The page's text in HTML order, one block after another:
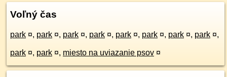
Voľný čas
park ¤, park ¤, park ¤, park ¤, park ¤, park ¤, park ¤, park ¤,
park ¤, park ¤, miesto na uviazanie psov ¤